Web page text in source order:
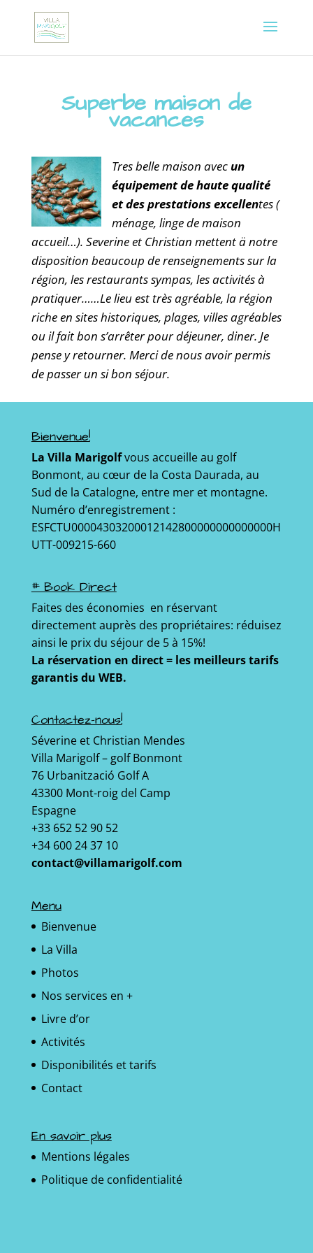
Superbe maison de
vacances
Tres belle maison avec un
équipement de haute qualité
et des prestations excellentes (
ménage, linge de maison
accueil…). Severine et Christian mettent ä notre
disposition beaucoup de renseignements sur la
région, les restaurants sympas, les activités à
pratiquer……Le lieu est très agréable, la région
riche en sites historiques, plages, villes agréables
ou il fait bon s’arrêter pour déjeuner, diner. Je
pense y retourner. Merci de nous avoir permis
de passer un si bon séjour.
Bienvenue!
La Villa Marigolfvous accueille au golf
Bonmont, au cœur de la Costa Daurada, au
Sud de la Catalogne, entre mer et montagne.
Numéro d’enregistrement :
ESFCTU00004303200012142800000000000000H
UTT-009215-660
# Book Direct
Faites des économies en réservant
directement auprès des propriétaires: réduisez
ainsi le prix du séjour de 5 à 15%!
La réservation en direct = les meilleurs tarifs
garantis du WEB.
Contactez-nous!
Séverine et Christian Mendes
Villa Marigolf – golf Bonmont
76 Urbanització Golf A
43300 Mont-roig del Camp
Espagne
+33 652 52 90 52
+34 600 24 37 10
contact@villamarigolf.com
Menu
Bienvenue
La Villa
Photos
Nos services en +
Livre d’or
Activités
Disponibilités et tarifs
Contact
En savoir plus
Mentions légales
Politique de confidentialité